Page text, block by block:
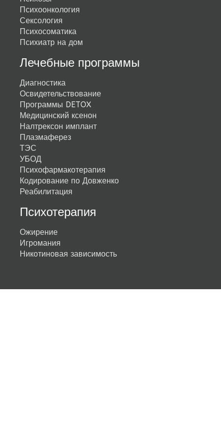
Психоонкология
Сексология
Психосоматика
Психиатр на дом
Лечебные программы
Диагностика
Освидетельствование
Программы DETOX
Медицинский ксенон
Налтрексон имплант
Плазмаферез
ТЭС
УБОД
Психофармакотерапия
Кодирование по Довженко
Реабилитация
Психотерапия
Ожирение
Игромания
Никотиновая зависимость